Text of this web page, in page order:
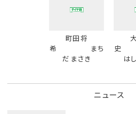
町田 将
希 まち
だ まさき
史
は
ニュース